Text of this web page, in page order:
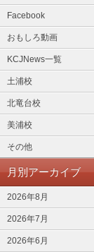
Facebook
おもしろ動画
KCJNews一覧
土浦校
北竜台校
美浦校
その他
月別アーカイブ
2026年8月
2026年7月
2026年6月